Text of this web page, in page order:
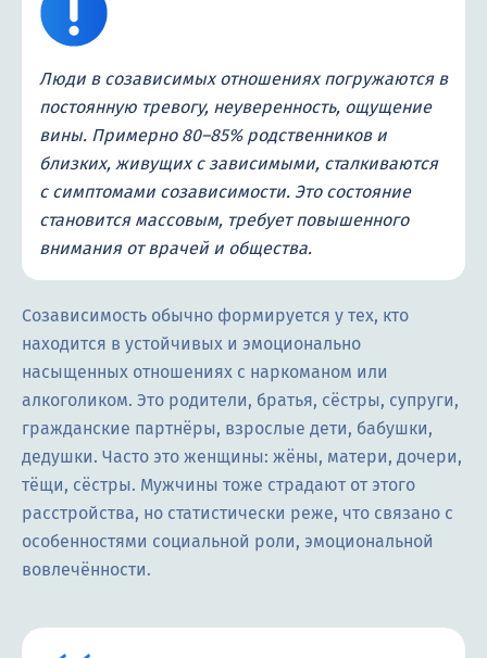
Люди в созависимых отношениях погружаются в
постоянную тревогу, неуверенность, ощущение
вины. Примерно 80–85% родственников и
близких, живущих с зависимыми, сталкиваются
с симптомами созависимости. Это состояние
становится массовым, требует повышенного
внимания от врачей и общества.
Созависимость обычно формируется у тех, кто
находится в устойчивых и эмоционально
насыщенных отношениях с наркоманом или
алкоголиком. Это родители, братья, сёстры, супруги,
гражданские партнёры, взрослые дети, бабушки,
дедушки. Часто это женщины: жёны, матери, дочери,
тёщи, сёстры. Мужчины тоже страдают от этого
расстройства, но статистически реже, что связано с
особенностями социальной роли, эмоциональной
вовлечённости.